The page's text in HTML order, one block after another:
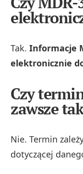
Tak.Informacje
elektronicznie
Czy
zawsze
Nie. Termin
dotyczącej